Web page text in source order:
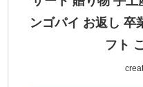
ンゴパイ お返し 卒
フト